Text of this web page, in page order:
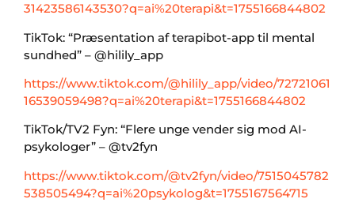
31423586143530?q=ai%20terapi&t=1755166844802
TikTok: “Præsentation af terapibot-app til mental
sundhed” – @hilily_app
https://www.tiktok.com/@hilily_app/video/72721061
16539059498?q=ai%20terapi&t=1755166844802
TikTok/TV2 Fyn: “Flere unge vender sig mod AI-
psykologer” – @tv2fyn
https://www.tiktok.com/@tv2fyn/video/7515045782
538505494?q=ai%20psykolog&t=1755167564715